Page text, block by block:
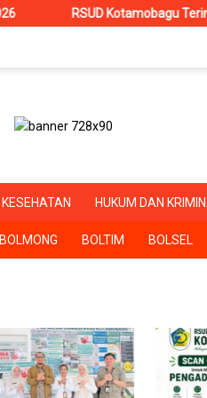
Kotamobagu Terima Siswa
KESEHATAN HUKUM DAN
BOLMONG BOLTIM BOLSEL